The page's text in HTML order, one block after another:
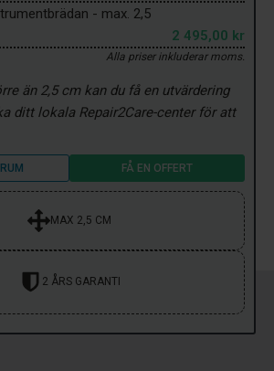
- max. 2,5
2 495,00 kr
Alla priser inkluderar moms.
än 2,5 cm kan du få en utvärdering
ditt lokala Repair2Care-center för att
FÅ EN OFFERT
MAX 2,5 CM
2 ÅRS GARANTI